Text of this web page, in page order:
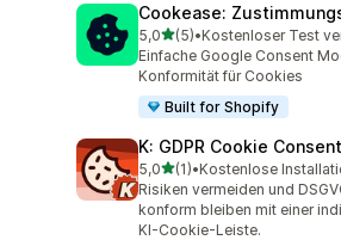
Cookease:
5,0von 5 Sternen
(5)
5 Rezensionen insgesamt
•Kostenloser Test
Einfache Google Consent
Konformität für Cookies
Built for Shopify
K: GDPR Cookie
5,0von 5 Sternen
(1)
1 Rezensionen insgesamt
•Kostenlose
Risiken vermeiden und
konform bleiben mit einer
KI-Cookie-Leiste.